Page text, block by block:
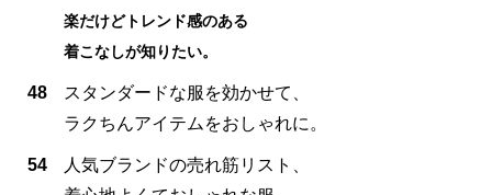
楽だけどトレンド感のある
着こなしが知りたい。
48
スタンダードな服を効かせて、
ラクちんアイテムをおしゃれに。
54
人気ブランドの売れ筋リスト、